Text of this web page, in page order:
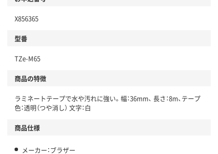
X856365
型番
TZe-M65
商品の特徴
ラミネートテープで水や汚れに強い。幅：36mm、 長さ：8m、テープ
色：透明（つや消し） 文字：白
商品仕様
メーカー：ブラザー